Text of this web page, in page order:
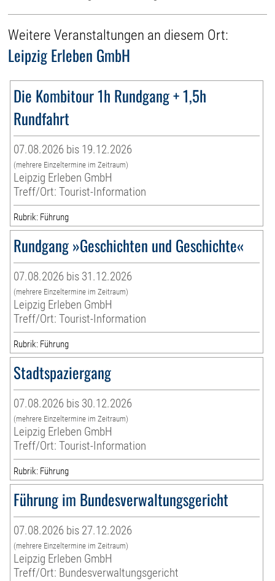
Weitere Veranstaltungen an diesem Ort:
Leipzig Erleben GmbH
Die Kombitour 1h Rundgang + 1,5h
Rundfahrt
07.08.2026 bis 19.12.2026
(mehrere Einzeltermine im Zeitraum)
Leipzig Erleben GmbH
Treff/Ort: Tourist-Information
Rubrik: Führung
Rundgang »Geschichten und Geschichte«
07.08.2026 bis 31.12.2026
(mehrere Einzeltermine im Zeitraum)
Leipzig Erleben GmbH
Treff/Ort: Tourist-Information
Rubrik: Führung
Stadtspaziergang
07.08.2026 bis 30.12.2026
(mehrere Einzeltermine im Zeitraum)
Leipzig Erleben GmbH
Treff/Ort: Tourist-Information
Rubrik: Führung
Führung im Bundesverwaltungsgericht
07.08.2026 bis 27.12.2026
(mehrere Einzeltermine im Zeitraum)
Leipzig Erleben GmbH
Treff/Ort: Bundesverwaltungsgericht